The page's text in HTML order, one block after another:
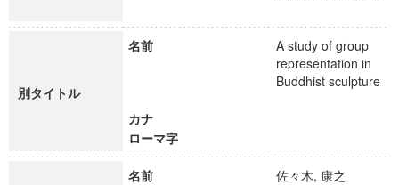
別タイトル
名前
A study of group
representation in
Buddhist sculpture
カナ
ローマ字
名前 佐々木, 康之